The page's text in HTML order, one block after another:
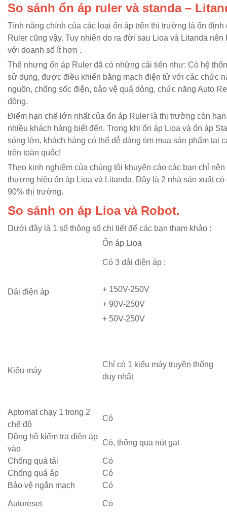
So sánh ổn áp ruler và standa –
Tính năng chính của các loại ổn áp trên thị trường là ổn định
Ruler cũng vậy. Tuy nhiên do ra đời sau Lioa và Litanda
với doanh số ít hơn .
Thế nhưng ổn áp Ruler đã có những cải tiến như: Có hệ
sử dụng, được điều khiển bằng mạch điện tử với các chức
nguồn, chống sốc điện, bảo vệ quá dòng, chức năng Auto
động.
Điểm hạn chế lớn nhất của ổn áp Ruler là thị trường còn
nhiều khách hàng biết đến. Trong khi ổn áp Lioa và ổn áp
sóng lớn, khách hàng có thể dễ dàng tìm mua sản phẩm tại
trên toàn quốc!
Theo kinh nghiệm của chúng tôi khuyến cáo các bạn chỉ
thương hiệu ổn áp Lioa và Litanda. Đây là 2 nhà sản xuất có
90% thị trường.
So sánh on áp Lioa và Robot.
Dưới đây là 1 số thông số chi tiết để các bạn tham khảo :
Ổn áp Lioa
Dải điện áp
Có 3 dải điện áp :
+ 150V-250V
+ 90V-250V
+ 50V-250V
Kiểu máy
Chỉ có 1 kiểu máy truyền thống
duy nhất
Aptomat chạy 1 trong 2
chế độ
Có
Đồng hồ kiểm tra điện áp
vào
Có, thông qua nút gạt
Chống quá tải
Có
Chống quá áp
Có
Bảo vệ ngắn mạch
Có
Autoreset Có